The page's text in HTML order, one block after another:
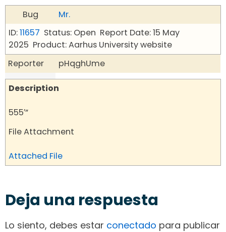
Bug
Mr.
ID:11657 Status: Open Report Date: 15 May
2025 Product: Aarhus University website
Reporter
pHqghUme
Description
555′”
File Attachment
Attached File
Deja una respuesta
Lo siento, debes estar conectado para publicar